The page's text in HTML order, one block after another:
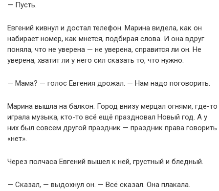
— Пусть.
Евгений кивнул и достал телефон. Марина видела, как он
набирает номер, как мнётся, подбирая слова. И она вдруг
поняла, что не уверена — не уверена, справится ли он. Не
уверена, хватит ли у него сил сказать то, что нужно.
— Мама? — голос Евгения дрожал. — Нам надо поговорить.
Марина вышла на балкон. Город внизу мерцал огнями, где-то
играла музыка, кто-то всё ещё праздновал Новый год. А у
них был совсем другой праздник — праздник права говорить
«нет».
Через полчаса Евгений вышел к ней, грустный и бледный.
— Сказал, — выдохнул он. — Всё сказал. Она плакала.